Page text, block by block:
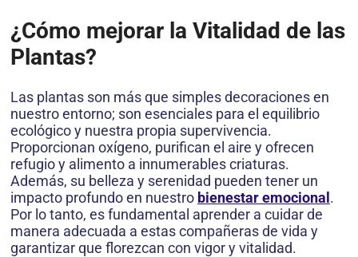
¿Cómo mejorar la Vitalidad de las
Plantas?
Las plantas son más que simples decoraciones en
nuestro entorno; son esenciales para el equilibrio
ecológico y nuestra propia supervivencia.
Proporcionan oxígeno, purifican el aire y ofrecen
refugio y alimento a innumerables criaturas.
Además, su belleza y serenidad pueden tener un
impacto profundo en nuestro bienestar emocional .
Por lo tanto, es fundamental aprender a cuidar de
manera adecuada a estas compañeras de vida y
garantizar que florezcan con vigor y vitalidad.